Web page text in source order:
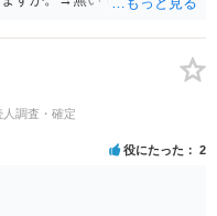
、どこが妥当とは言えない
きれば穏やかに、分割を拒否
を指定されててもいらない
る必要はありません。
人調査・確定
役にたった 2